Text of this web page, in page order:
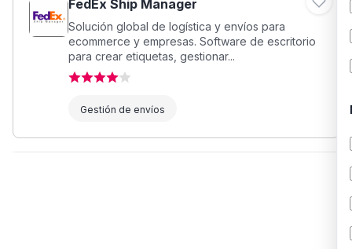
FedEx Ship Manager
Solución global de logística y envíos para
ecommerce y empresas. Software de escritorio
para crear etiquetas, gestionar...
Gestión de envíos